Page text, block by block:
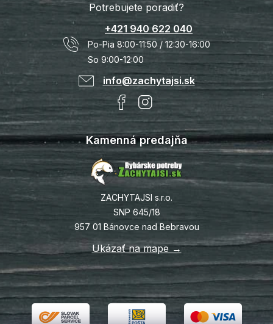
Potrebujete poradiť?
+421 940 622 040
Po-Pia 8:00-11:50 / 12:30-16:00
So 9:00-12:00
info@zachytajsi.sk
Kamenná predajňa
ZACHYTAJSI s.r.o.
SNP 645/18
957 01 Bánovce nad Bebravou
Ukázať na mape →